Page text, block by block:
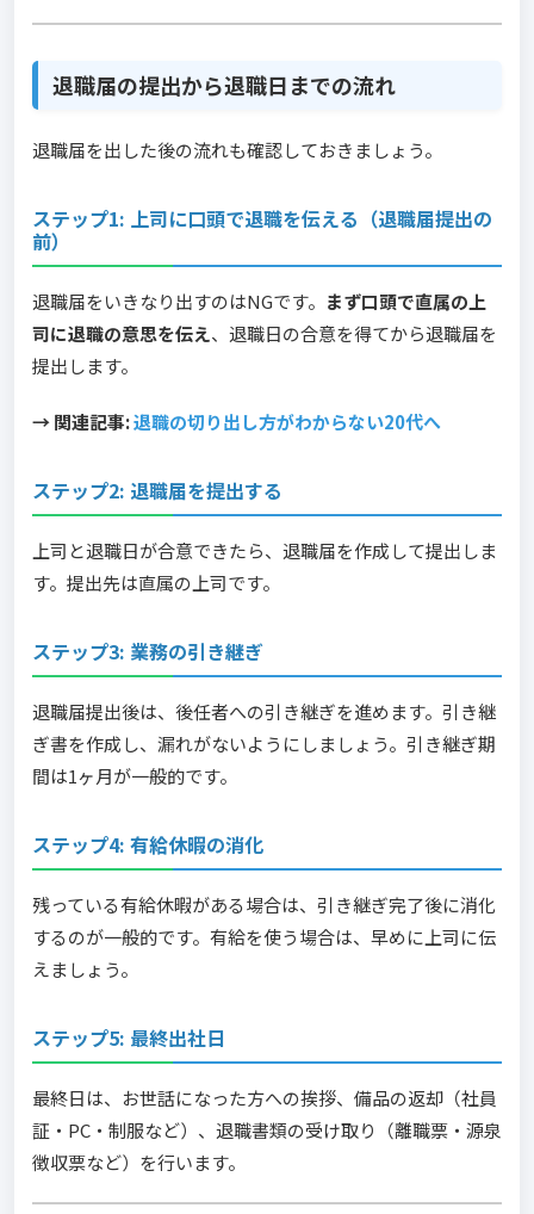
退職届の提出から退職日までの流れ
退職届を出した後の流れも確認しておきましょう。
ステップ1: 上司に口頭で退職を伝える（退職届提出の
前）
退職届をいきなり出すのはNGです。 まず口頭で直属の上
司に退職の意思を伝え、退職日の合意を得てから退職届を
提出します。
→ 関連記事:退職の切り出し方がわからない20代へ
ステップ2: 退職届を提出する
上司と退職日が合意できたら、退職届を作成して提出しま
す。提出先は直属の上司です。
ステップ3: 業務の引き継ぎ
退職届提出後は、後任者への引き継ぎを進めます。引き継
ぎ書を作成し、漏れがないようにしましょう。引き継ぎ期
間は1ヶ月が一般的です。
ステップ4: 有給休暇の消化
残っている有給休暇がある場合は、引き継ぎ完了後に消化
するのが一般的です。有給を使う場合は、早めに上司に伝
えましょう。
ステップ5: 最終出社日
最終日は、お世話になった方への挨拶、備品の返却（社員
証・PC・制服など）、退職書類の受け取り（離職票・源泉
徴収票など）を行います。